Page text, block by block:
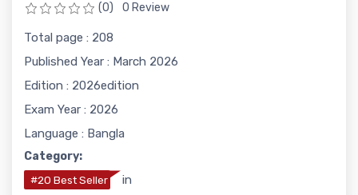
(0) 0 Review
Total page : 208
Published Year : March 2026
Edition : 2026edition
Exam Year : 2026
Language : Bangla
Category:
#20 Best Seller in